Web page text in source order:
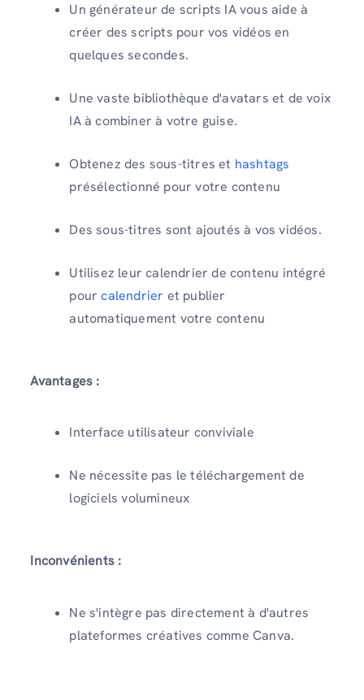
Un générateur de scripts IA vous aide à
créer des scripts pour vos vidéos en
quelques secondes.
Une vaste bibliothèque d'avatars et de voix
IA à combiner à votre guise.
Obtenez des sous-titres et hashtags
présélectionné pour votre contenu
Des sous-titres sont ajoutés à vos vidéos.
Utilisez leur calendrier de contenu intégré
pourcalendrier et publier
automatiquement votre contenu
Avantages :
Interface utilisateur conviviale
Ne nécessite pas le téléchargement de
logiciels volumineux
Inconvénients :
Ne s'intègre pas directement à d'autres
plateformes créatives comme Canva.